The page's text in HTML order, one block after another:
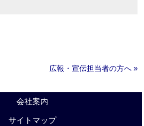
広報・宣伝担当者の方へ »
会社案内
サイトマップ